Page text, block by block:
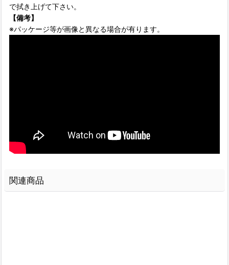
で拭き上げて下さい。
【備考】
※パッケージ等が画像と異なる場合が有ります。
関連商品